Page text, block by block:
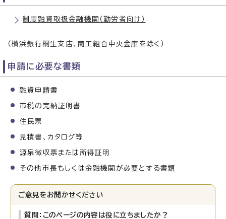
制度融資取扱金融機関（勤労者向け）
（横浜銀行桐生支店、商工組合中央金庫を除く）
申請に必要な書類
融資申請書
市税の完納証明書
住民票
見積書、カタログ等
源泉徴収票または所得証明
その他市長もしくは金融機関が必要とする書類
ご意見をお聞かせください
質問：このページの内容は役に立ちましたか？